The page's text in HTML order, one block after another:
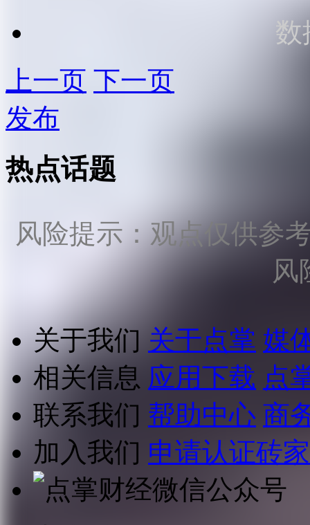
数
上一页 下一页
发布
热点话题
风险提示：观点仅供参
风
关于我们 关于点掌 媒
相关信息 应用下载 点
联系我们 帮助中心 商
加入我们 申请认证砖家